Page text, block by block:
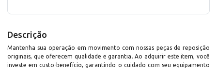
Descrição
Mantenha sua operação em movimento com nossas peças de reposição
originais, que oferecem qualidade e garantia. Ao adquirir este item, você
investe em custo-benefício, garantindo o cuidado com seu equipamento